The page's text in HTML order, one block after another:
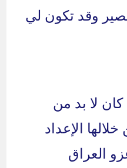
وقد تكون لي
كان لا بد من
الإعداد
العراق